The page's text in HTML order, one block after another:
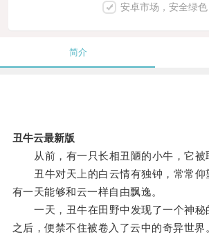
安卓市场，安全绿色
简介
丑牛云最新版
从前，有一只长相丑陋的小牛，它被
丑牛对天上的白云情有独钟，常常仰
有一天能够和云一样自由飘逸。
一天，丑牛在田野中发现了一个神秘
之后，便禁不住被卷入了云中的奇异世界